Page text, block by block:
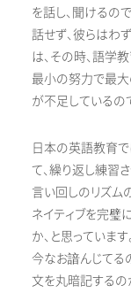
を話し、聞けるの
話せず、彼らはわ
は、その時、語学
最小の努力で最
が不足しているの
日本の英語教育で
て、繰り返し練習
言い回しのリズム
ネイティブを完璧
か、と思っていま
今なお諳んじてる
文を丸暗記するの